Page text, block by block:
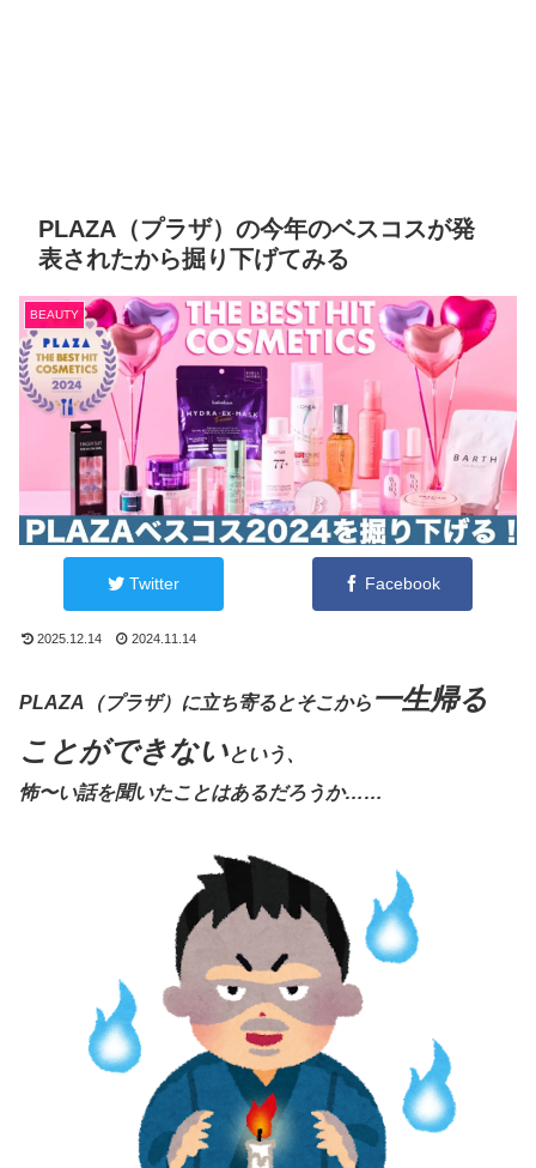
PLAZA（プラザ）の今年のベスコスが発
表されたから掘り下げてみる
BEAUTY
Twitter Facebook
2025.12.14 2024.11.14
PLAZA（プラザ）に立ち寄るとそこから 一生帰る
ことができないという、
怖〜い話を聞いたことはあるだろうか……